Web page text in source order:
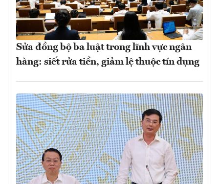
Sửa đồng bộ ba luật trong lĩnh vực ngân
hàng: siết rửa tiền, giảm lệ thuộc tín dụng